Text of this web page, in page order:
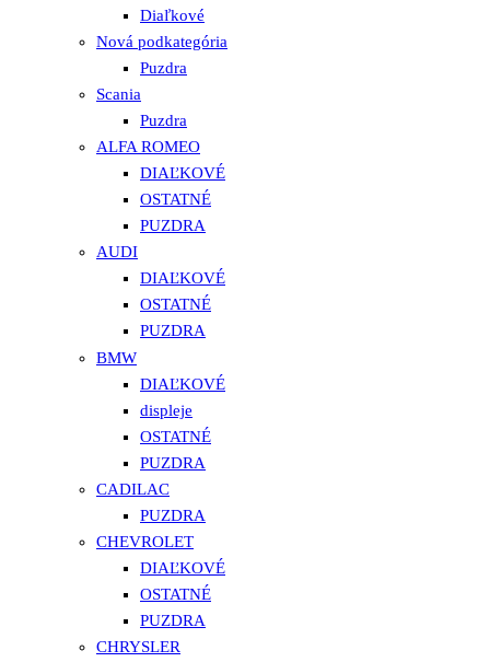
Diaľkové
Nová podkategória
Puzdra
Scania
Puzdra
ALFA ROMEO
DIAĽKOVÉ
OSTATNÉ
PUZDRA
AUDI
DIAĽKOVÉ
OSTATNÉ
PUZDRA
BMW
DIAĽKOVÉ
displeje
OSTATNÉ
PUZDRA
CADILAC
PUZDRA
CHEVROLET
DIAĽKOVÉ
OSTATNÉ
PUZDRA
CHRYSLER